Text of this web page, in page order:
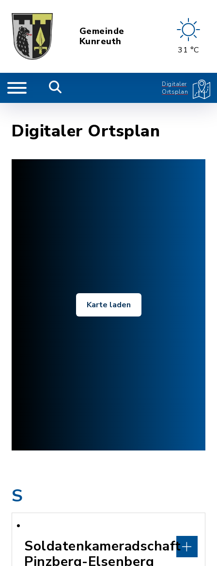
Gemeinde
Kunreuth
31 °C
Digitaler
Ortsplan
Digitaler Ortsplan
Karte laden
S
Soldatenkameradschaft
Pinzberg-Elsenberg